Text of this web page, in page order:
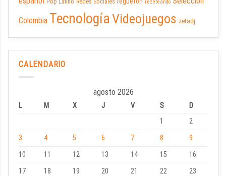
Redes Sociales rezeteando
Colombia TecnologíaVideojuegos zetadj
CALENDARIO
agosto 2026
L M X J V S
D
1
2
3
4 5 6 7 8
9
10
11 12 13 14 15
16
17
18 19 20 21 22
23